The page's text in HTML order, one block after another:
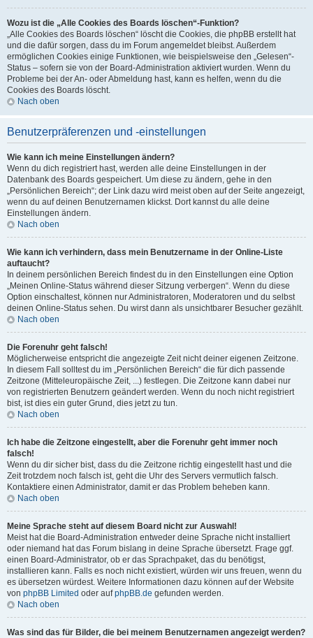
Wozu ist die „Alle Cookies des Boards löschen“-Funktion?
„Alle Cookies des Boards löschen“ löscht die Cookies, die phpBB erstellt hat
und die dafür sorgen, dass du im Forum angemeldet bleibst. Außerdem
ermöglichen Cookies einige Funktionen, wie beispielsweise den „Gelesen“-
Status – sofern sie von der Board-Administration aktiviert wurden. Wenn du
Probleme bei der An- oder Abmeldung hast, kann es helfen, wenn du die
Cookies des Boards löscht.
Nach oben
Benutzerpräferenzen und -einstellungen
Wie kann ich meine Einstellungen ändern?
Wenn du dich registriert hast, werden alle deine Einstellungen in der
Datenbank des Boards gespeichert. Um diese zu ändern, gehe in den
„Persönlichen Bereich“; der Link dazu wird meist oben auf der Seite angezeigt,
wenn du auf deinen Benutzernamen klickst. Dort kannst du alle deine
Einstellungen ändern.
Nach oben
Wie kann ich verhindern, dass mein Benutzername in der Online-Liste
auftaucht?
In deinem persönlichen Bereich findest du in den Einstellungen eine Option
„Meinen Online-Status während dieser Sitzung verbergen“. Wenn du diese
Option einschaltest, können nur Administratoren, Moderatoren und du selbst
deinen Online-Status sehen. Du wirst dann als unsichtbarer Besucher gezählt.
Nach oben
Die Forenuhr geht falsch!
Möglicherweise entspricht die angezeigte Zeit nicht deiner eigenen Zeitzone.
In diesem Fall solltest du im „Persönlichen Bereich“ die für dich passende
Zeitzone (Mitteleuropäische Zeit, ...) festlegen. Die Zeitzone kann dabei nur
von registrierten Benutzern geändert werden. Wenn du noch nicht registriert
bist, ist dies ein guter Grund, dies jetzt zu tun.
Nach oben
Ich habe die Zeitzone eingestellt, aber die Forenuhr geht immer noch
falsch!
Wenn du dir sicher bist, dass du die Zeitzone richtig eingestellt hast und die
Zeit trotzdem noch falsch ist, geht die Uhr des Servers vermutlich falsch.
Kontaktiere einen Administrator, damit er das Problem beheben kann.
Nach oben
Meine Sprache steht auf diesem Board nicht zur Auswahl!
Meist hat die Board-Administration entweder deine Sprache nicht installiert
oder niemand hat das Forum bislang in deine Sprache übersetzt. Frage ggf.
einen Board-Administrator, ob er das Sprachpaket, das du benötigst,
installieren kann. Falls es noch nicht existiert, würden wir uns freuen, wenn du
es übersetzen würdest. Weitere Informationen dazu können auf der Website
von phpBB Limited oder aufphpBB.de gefunden werden.
Nach oben
Was sind das für Bilder, die bei meinem Benutzernamen angezeigt werden?